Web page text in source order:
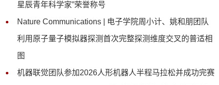
星辰青年科学家”荣誉称号
Nature Communications | 电子学院周小计、姚和朋团队
利用原子量子模拟器探测首次完整探测维度交叉的普适相
图
机器联觉团队参加2026人形机器人半程马拉松并成功完赛